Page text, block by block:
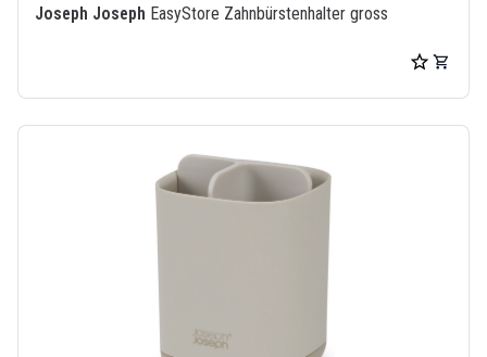
Joseph Joseph EasyStore Zahnbürstenhalter gross